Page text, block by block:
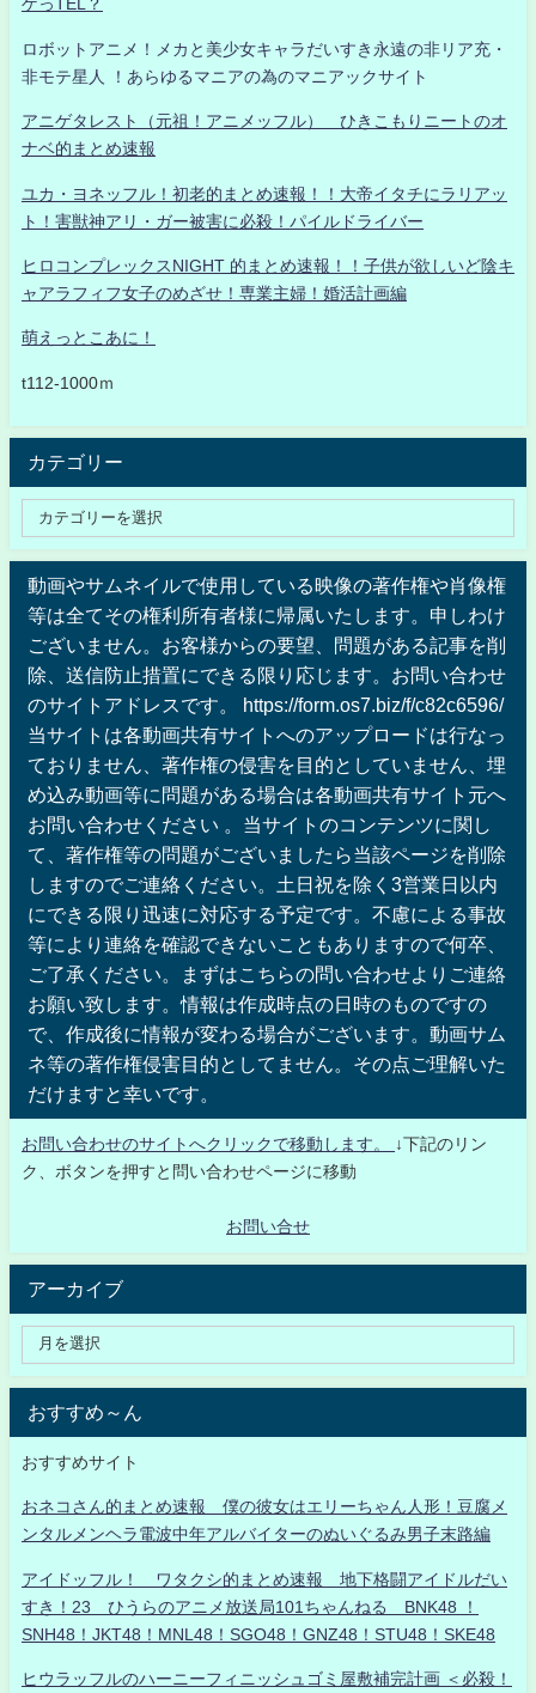
ゲっTEL？
ロボットアニメ！メカと美少女キャラだいすき永遠の非リア充・
非モテ星人 ！あらゆるマニアの為のマニアックサイト
アニゲタレスト（元祖！アニメッフル） ひきこもりニートのオ
ナベ的まとめ速報
ユカ・ヨネッフル！初老的まとめ速報！！大帝イタチにラリアッ
ト！害獣神アリ・ガー被害に必殺！パイルドライバー
ヒロコンプレックスNIGHT 的まとめ速報！！子供が欲しいど陰キ
ャアラフィフ女子のめざせ！専業主婦！婚活計画編
萌えっとこあに！
t112-1000ｍ
カテゴリー
動画やサムネイルで使用している映像の著作権や肖像権
等は全てその権利所有者様に帰属いたします。申しわけ
ございません。お客様からの要望、問題がある記事を削
除、送信防止措置にできる限り応じます。お問い合わせ
のサイトアドレスです。 https://form.os7.biz/f/c82c6596/
当サイトは各動画共有サイトへのアップロードは行なっ
ておりません、著作権の侵害を目的としていません、埋
め込み動画等に問題がある場合は各動画共有サイト元へ
お問い合わせください 。当サイトのコンテンツに関し
て、著作権等の問題がございましたら当該ページを削除
しますのでご連絡ください。土日祝を除く3営業日以内
にできる限り迅速に対応する予定です。不慮による事故
等により連絡を確認できないこともありますので何卒、
ご了承ください。まずはこちらの問い合わせよりご連絡
お願い致します。情報は作成時点の日時のものですの
で、作成後に情報が変わる場合がございます。動画サム
ネ等の著作権侵害目的としてません。その点ご理解いた
だけますと幸いです。
お問い合わせのサイトへクリックで移動します。
↓下記のリン
ク、ボタンを押すと問い合わせページに移動
お問い合せ
アーカイブ
おすすめ～ん
おすすめサイト
おネコさん的まとめ速報 僕の彼女はエリーちゃん人形！豆腐メ
ンタルメンヘラ電波中年アルバイターのぬいぐるみ男子末路編
アイドッフル！ ワタクシ的まとめ速報 地下格闘アイドルだい
すき！23 ひうらのアニメ放送局101ちゃんねる BNK48 ！
SNH48！JKT48！MNL48！SGO48！GNZ48！STU48！SKE48
ヒウラッフルのハーニーフィニッシュゴミ屋敷補完計画 ＜必殺！